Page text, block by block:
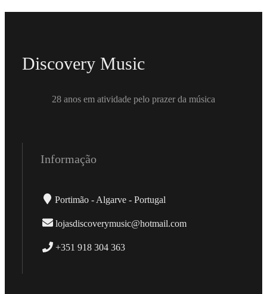
Discovery Music
28 anos em atividade pelo prazer da música
Informação
Portimão - Algarve - Portugal
lojasdiscoverymusic@hotmail.com
+351 918 304 363